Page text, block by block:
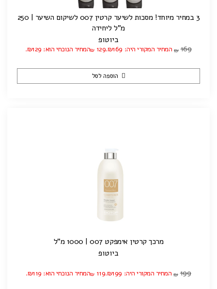
3 במחיר מיוחד! מסכות לשיער קרטין 007 לשיקום השיער | 250
מ"ל ליחידה
ביוטופ
₪ 169 המחיר המקורי היה: ₪169. ₪ 129 המחיר הנוכחי הוא: ₪129.
הוספה לסל
מרכך קרטין אימפקט 007 | 1000 מ"ל
ביוטופ
₪ 199 המחיר המקורי היה: ₪199. ₪ 119 המחיר הנוכחי הוא: ₪119.